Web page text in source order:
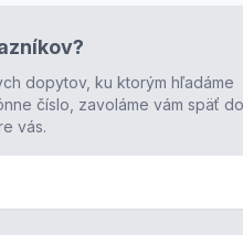
dopytov, ku ktorým hľadáme
číslo, zavoláme vám späť
vás.